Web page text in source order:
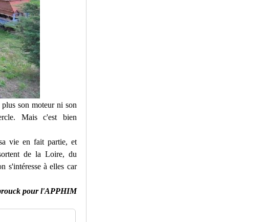
plus son moteur ni son
Mais c'est bien
vieen fait partie, et
de la Loire, du
s'intéresse à elles car
pour l'APPHIM